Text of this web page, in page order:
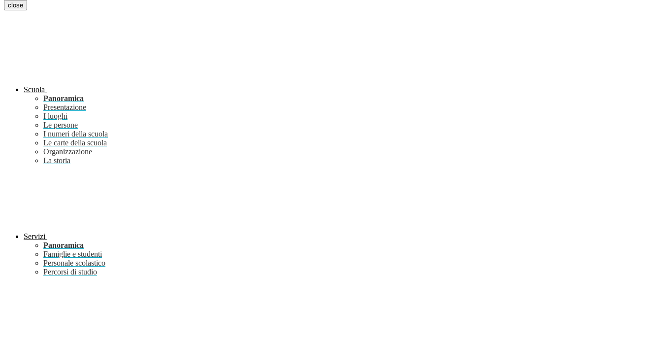
close
Scuola
Panoramica
Presentazione
I luoghi
Le persone
I numeri della scuola
Le carte della scuola
Organizzazione
La storia
Servizi
Panoramica
Famiglie e studenti
Personale scolastico
Percorsi di studio